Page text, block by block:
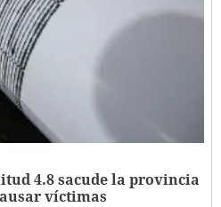
4.8 sacude la provincia
víctimas